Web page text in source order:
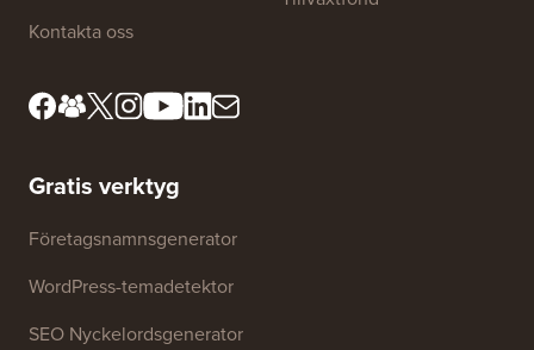
Kontakta oss
Gratis verktyg
Företagsnamnsgenerator
WordPress-temadetektor
SEO Nyckelordsgenerator